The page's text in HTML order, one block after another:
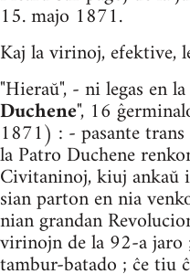
15. majo 1871.
Kaj la virinoj, efektive,
"Hieraŭ", - ni legas en
Duchene", 16
1871) : - pasante
la Patro Duchene
Civitaninoj, kiuj ankaŭ
sian parton en nia
nian grandan
virinojn de la 92-a
tambur-batado ; ĉe tiu